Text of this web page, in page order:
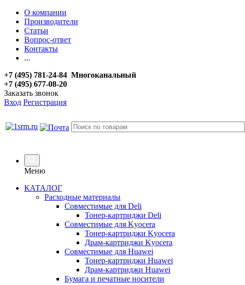
О компании
Производители
Статьи
Вопрос-ответ
Контакты
...
+7 (495) 781-24-84 Многоканальный
+7 (495) 677-08-20
Заказать звонок
Вход Регистрация
Меню
КАТАЛОГ
Расходные материалы
Совместимые для Deli
Тонер-картриджи Deli
Совместимые для Kyocera
Тонер-картриджи Kyocera
Драм-картриджи Kyocera
Совместимые для Huawei
Тонер-картриджи Huawei
Драм-картриджи Huawei
Бумага и печатные носители